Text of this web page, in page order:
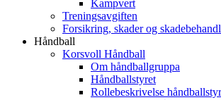
Kampvert
Treningsavgiften
Forsikring, skader og
Håndball
Korsvoll Håndball
Om håndballgruppa
Håndballstyret
Rollebeskrivelse